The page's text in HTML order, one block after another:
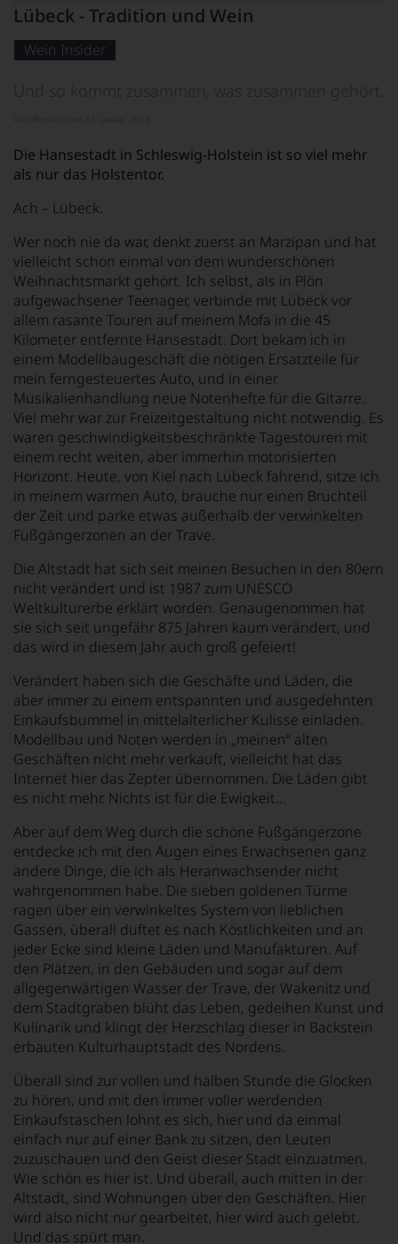
Dieses
Bild
mithilfe
von
Lübeck - Tradition und Wein
Wein Insider
Die Hansestadt in Schleswig-Holstein ist so viel mehr
als nur das Holstentor.
Ach – Lübeck.
Wer noch nie da war, denkt zuerst an Marzipan und hat
vielleicht schon einmal von dem wunderschönen
Weihnachtsmarkt gehört. Ich selbst, als in Plön
aufgewachsener Teenager, verbinde mit Lübeck vor
allem rasante Touren auf meinem Mofa in die 45
Kilometer entfernte Hansestadt. Dort bekam ich in
einem Modellbaugeschäft die nötigen Ersatzteile für
mein ferngesteuertes Auto, und in einer
Musikalienhandlung neue Notenhefte für die Gitarre.
Viel mehr war zur Freizeitgestaltung nicht notwendig. Es
waren geschwindigkeitsbeschränkte Tagestouren mit
einem recht weiten, aber immerhin motorisierten
Horizont. Heute, von Kiel nach Lübeck fahrend, sitze ich
in meinem warmen Auto, brauche nur einen Bruchteil
der Zeit und parke etwas außerhalb der verwinkelten
Fußgängerzonen an der Trave.
Die Altstadt hat sich seit meinen Besuchen in den 80ern
nicht verändert und ist 1987 zum UNESCO
Weltkulturerbe erklärt worden. Genaugenommen hat
sie sich seit ungefähr 875 Jahren kaum verändert, und
das wird in diesem Jahr auch groß gefeiert!
Verändert haben sich die Geschäfte und Läden, die
aber immer zu einem entspannten und ausgedehnten
Einkaufsbummel in mittelalterlicher Kulisse einladen.
Modellbau und Noten werden in „meinen“ alten
Geschäften nicht mehr verkauft, vielleicht hat das
Internet hier das Zepter übernommen. Die Läden gibt
es nicht mehr. Nichts ist für die Ewigkeit…
Aber auf dem Weg durch die schöne Fußgängerzone
entdecke ich mit den Augen eines Erwachsenen ganz
andere Dinge, die ich als Heranwachsender nicht
wahrgenommen habe. Die sieben goldenen Türme
ragen über ein verwinkeltes System von lieblichen
Gassen, überall duftet es nach Köstlichkeiten und an
jeder Ecke sind kleine Läden und Manufakturen. Auf
den Plätzen, in den Gebäuden und sogar auf dem
allgegenwärtigen Wasser der Trave, der Wakenitz und
dem Stadtgraben blüht das Leben, gedeihen Kunst und
Kulinarik und klingt der Herzschlag dieser in Backstein
erbauten Kulturhauptstadt des Nordens.
Überall sind zur vollen und halben Stunde die Glocken
zu hören, und mit den immer voller werdenden
Einkaufstaschen lohnt es sich, hier und da einmal
einfach nur auf einer Bank zu sitzen, den Leuten
zuzuschauen und den Geist dieser Stadt einzuatmen.
Wie schön es hier ist. Und überall, auch mitten in der
Altstadt, sind Wohnungen über den Geschäften. Hier
wird also nicht nur gearbeitet, hier wird auch gelebt.
Und das spürt man.